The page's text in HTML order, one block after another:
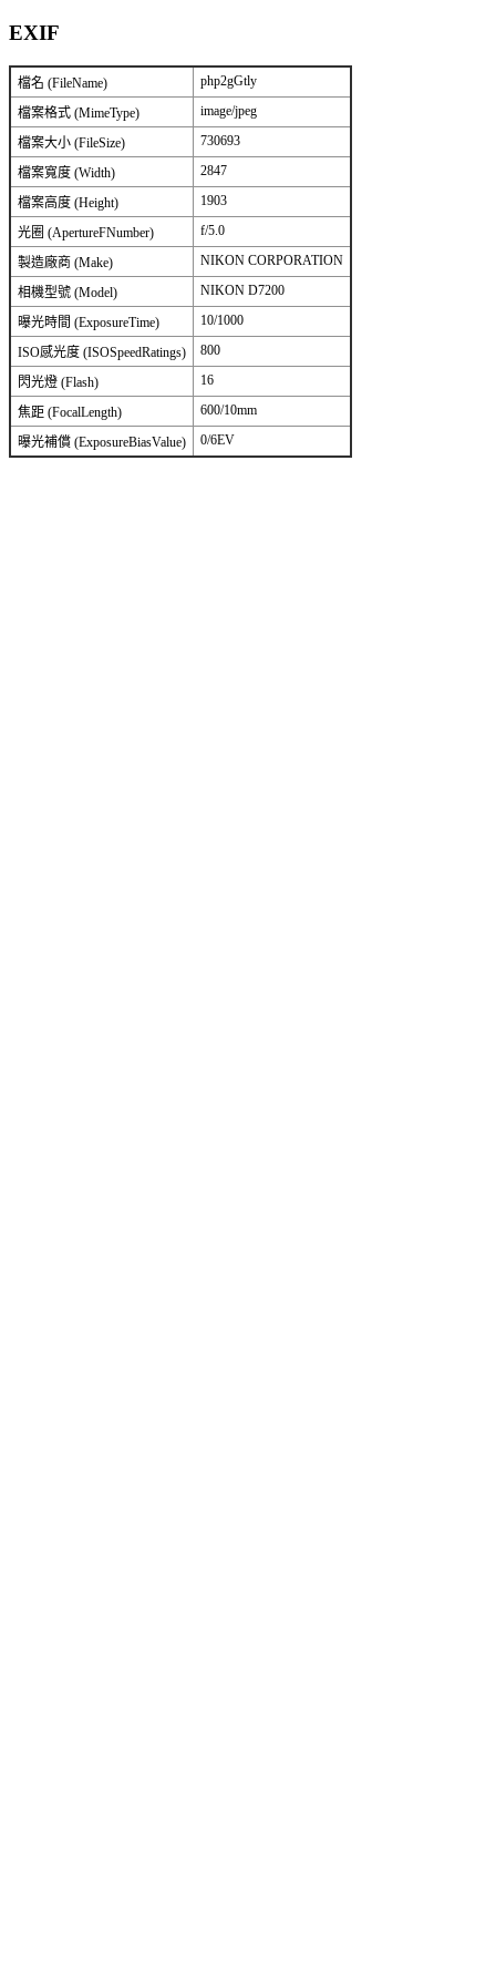
EXIF
檔名 (FileName) php2gGtly
檔案格式 (MimeType) image/jpeg
檔案大小 (FileSize) 730693
檔案寬度 (Width) 2847
檔案高度 (Height) 1903
光圈 (ApertureFNumber) f/5.0
製造廠商 (Make) NIKON CORPORATION
相機型號 (Model) NIKON D7200
曝光時間 (ExposureTime) 10/1000
ISO感光度 (ISOSpeedRatings) 800
閃光燈 (Flash) 16
焦距 (FocalLength) 600/10mm
曝光補償 (ExposureBiasValue) 0/6EV